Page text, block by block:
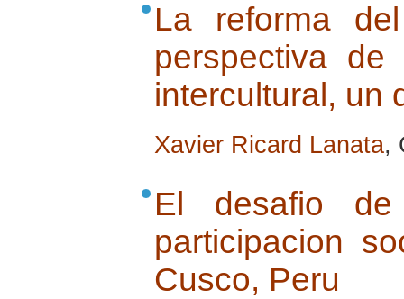
La reforma
perspectiva
intercultural, un
Xavier Ricard Lanata,
El desafio
participacion
Cusco, Peru